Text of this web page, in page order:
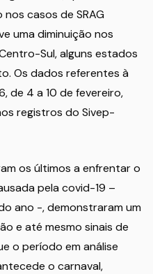
casos de SRAG
uma diminuição nos
Sul, alguns estados
Os dados referentes à
de 4 a 10 de fevereiro,
registros do Sivep-
os últimos a enfrentar o
pela covid-19 –
ano -, demonstraram um
e até mesmo sinais de
o período em análise
o carnaval,